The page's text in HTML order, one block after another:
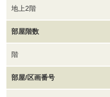
地上2階
部屋階数
階
部屋/区画番号